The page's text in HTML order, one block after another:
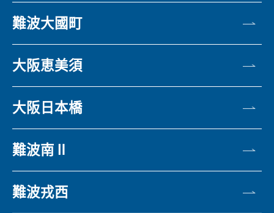
難波大國町
大阪恵美須
大阪日本橋
難波南Ⅱ
難波戎西